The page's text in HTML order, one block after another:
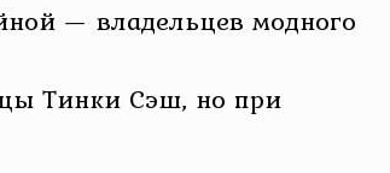
— владельцев модного
Тинки Сэш, но при